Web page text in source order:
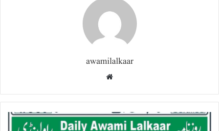
awamilalkaar